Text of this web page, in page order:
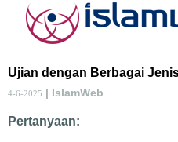
Ujian dengan Berbagai
4-6-2025 | IslamWeb
Pertanyaan: